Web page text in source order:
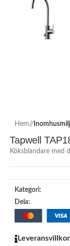
Hem/
Tapwell
Köksblandare med
Kategori:
Dela:
Leveransvillkor